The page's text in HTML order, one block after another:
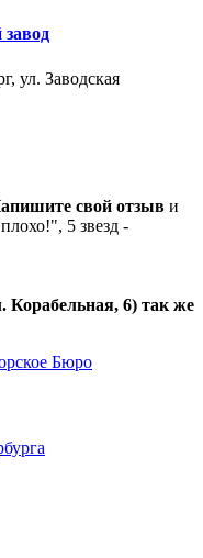
ул. Заводская
свой отзыв и
5 звезд -
Корабельная, 6) так же
Бюро